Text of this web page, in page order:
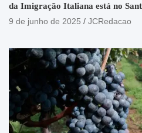
da Imigração Italiana está no
9 de junho de 2025
JCRedacao